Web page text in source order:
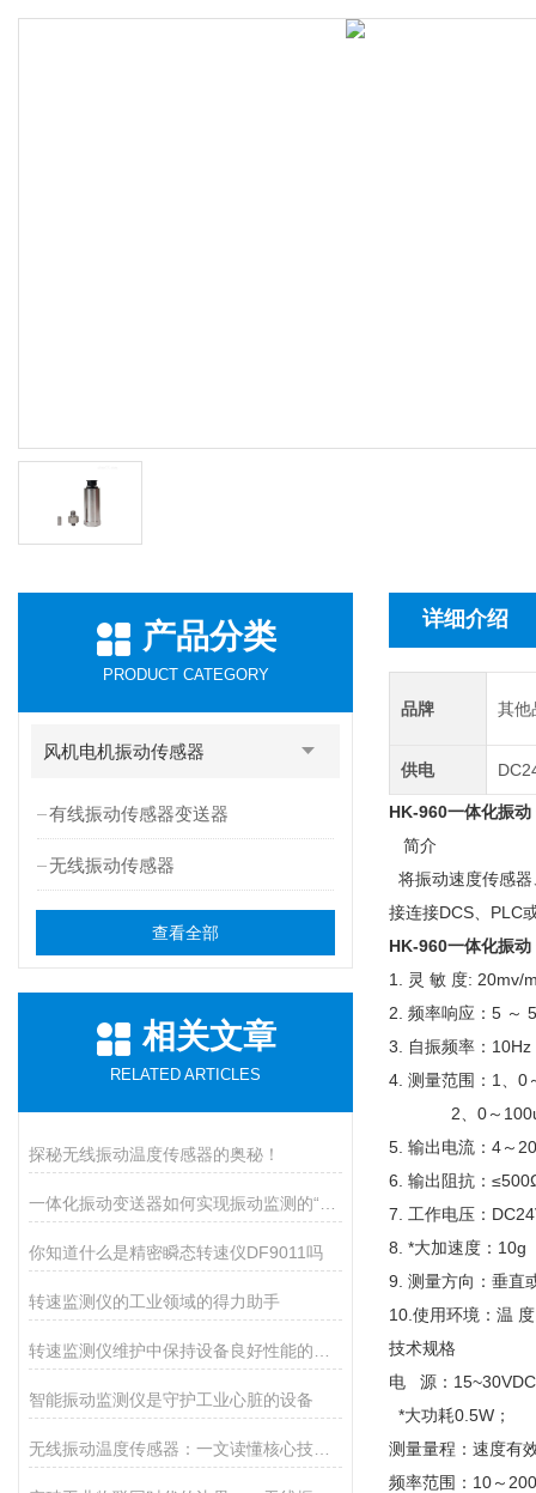
产品分类
PRODUCT CATEGORY
风机电机振动传感器
有线振动传感器变送器
无线振动传感器
查看全部
相关文章
RELATED ARTICLES
探秘无线振动温度传感器的奥秘！
你知道什么是精密瞬态转速仪DF9011吗
转速监测仪的工业领域的得力助手
智能振动监测仪是守护工业心脏的设备
详细介绍
品牌 其他
供电
HK-960一体化振
简介
将振动速度传感
接连接DCS、PLC
HK-960一体化振
1. 灵 敏 度: 20mv/
2. 频率响应：5 ～
3. 自振频率：10Hz
4. 测量范围：1、0
2、0～100um
5. 输出电流：4～
6. 输出阻抗：
7. 工作电压：
8. *大加速度：10g
9. 测量方向：垂直
10.使用环境：温
技术规格
电 源：
*大功耗0.5W；
测量量程：速度有
频率范围：10～